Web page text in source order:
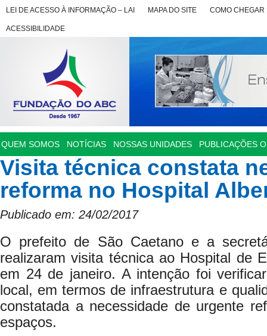
LEI DE ACESSO À INFORMAÇÃO – LAI MAPA DO SITE COMO CHEGAR
ACESSIBILIDADE
QUEM SOMOS NOTÍCIAS NOSSAS UNIDADES PUBLICAÇÕES
Visita técnica constata
reforma no Hospital
Publicado em: 24/02/2017
O prefeito de São Caetano e a
realizaram visita técnica ao Hospital de
em 24 de janeiro. A intenção foi
local, em termos de infraestrutura e
constatada a necessidade de urgente
espaços.